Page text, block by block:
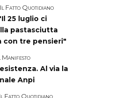
Il Fatto Quotidiano
25 luglio ci
pastasciutta
con tre pensieri"
Manifesto
Al via la
Anpi
Il Fatto Quotidiano